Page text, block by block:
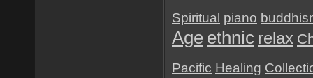
Spiritual piano
Age ethnic relax
Pacific Healing